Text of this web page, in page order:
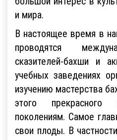
и мира.
В настоящее время в
проводятся
сказителей-бахши и
учебных заведениях
изучению мастерства
этого прекрасного
поколениям. Самое
свои плоды. В